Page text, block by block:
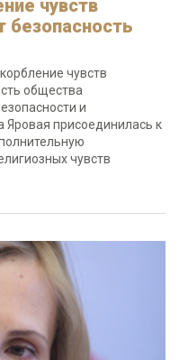
чувств
чувств
общества
и
присоединилась к
чувств